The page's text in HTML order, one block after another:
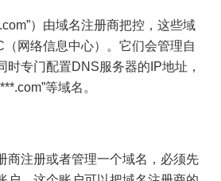
）由域名注册商把控，这些域
网络信息中心）。它们会管理自
时专门配置DNS服务器的IP地址，
等域名。
商注册或者管理一个域名，必须先